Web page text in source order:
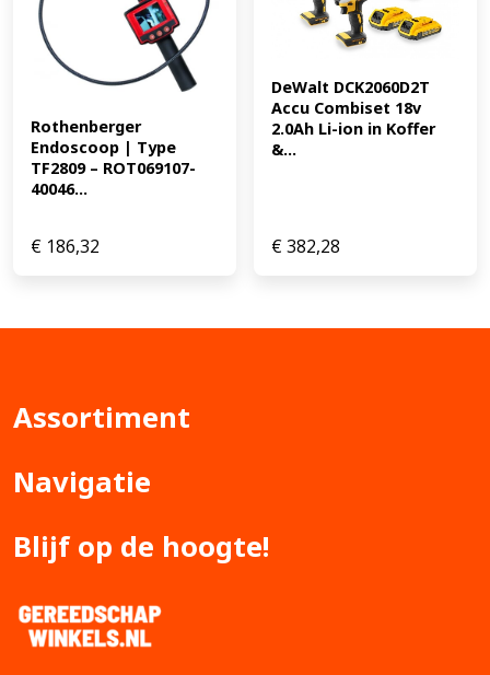
Rothenberger
Endoscoop | Type
TF2809 – ROT069107-
40046...
€ 186,32
DeWalt DCK2060D2T
Accu Combiset 18v
2.0Ah Li-ion in Koffer
&...
€382,28
Assortiment
Navigatie
Blijf op de hoogte!